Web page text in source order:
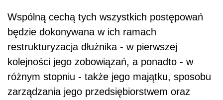
Wspólną cechą tych wszystkich postępowań
będzie dokonywana w ich ramach
restrukturyzacja dłużnika - w pierwszej
kolejności jego zobowiązań, a ponadto - w
różnym stopniu - także jego majątku, sposobu
zarządzania jego przedsiębiorstwem oraz